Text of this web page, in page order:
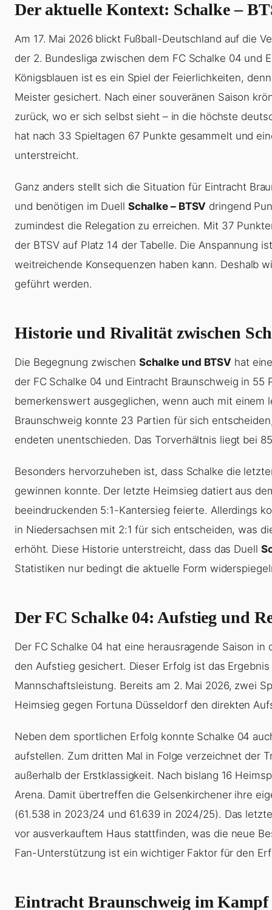
Der aktuelle Kontext: Schalke –
Am 17. Mai 2026 blickt Fußball-Deutschland auf die
der 2. Bundesliga zwischen dem FC Schalke 04 und
Königsblauen ist es ein Spiel der Feierlichkeiten,
Meister gesichert. Nach einer souveränen Saison
zurück, wo er sich selbst sieht – in die höchste
hat nach 33 Spieltagen 67 Punkte gesammelt und
unterstreicht.
Ganz anders stellt sich die Situation für Eintracht
und benötigen im Duell Schalke – BTSV dringend
zumindest die Relegation zu erreichen. Mit 37
der BTSV auf Platz 14 der Tabelle. Die Anspannung
weitreichende Konsequenzen haben kann. Deshalb
geführt werden.
Historie und Rivalität zwischen
Die Begegnung zwischen Schalke und BTSV hat
der FC Schalke 04 und Eintracht Braunschweig in
bemerkenswert ausgeglichen, wenn auch mit einem
Braunschweig konnte 23 Partien für sich
endeten unentschieden. Das Torverhältnis liegt bei
Besonders hervorzuheben ist, dass Schalke die
gewinnen konnte. Der letzte Heimsieg datiert aus
beeindruckenden 5:1-Kantersieg feierte. Allerdings
in Niedersachsen mit 2:1 für sich entscheiden, was
erhöht. Diese Historie unterstreicht, dass das Duell
Statistiken nur bedingt die aktuelle Form
Der FC Schalke 04: Aufstieg und
Der FC Schalke 04 hat eine herausragende Saison
den Aufstieg gesichert. Dieser Erfolg ist das
Mannschaftsleistung. Bereits am 2. Mai 2026, zwei
Heimsieg gegen Fortuna Düsseldorf den direkten
Neben dem sportlichen Erfolg konnte Schalke 04
aufstellen. Zum dritten Mal in Folge verzeichnet der
außerhalb der Erstklassigkeit. Nach bislang 16
Arena. Damit übertreffen die Gelsenkirchener ihre
(61.538 in 2023/24 und 61.639 in 2024/25). Das
vor ausverkauftem Haus stattfinden, was die neue
Fan-Unterstützung ist ein wichtiger Faktor für den
Eintracht Braunschweig im Kampf